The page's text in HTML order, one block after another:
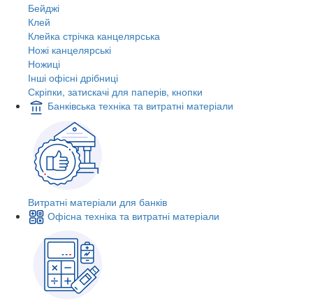
Бейджі
Клей
Клейка стрічка канцелярська
Ножі канцелярські
Ножиці
Інші офісні дрібниці
Скріпки, затискачі для паперів, кнопки
Банківська техніка та витратні матеріали
Витратні матеріали для банків
Офісна техніка та витратні матеріали